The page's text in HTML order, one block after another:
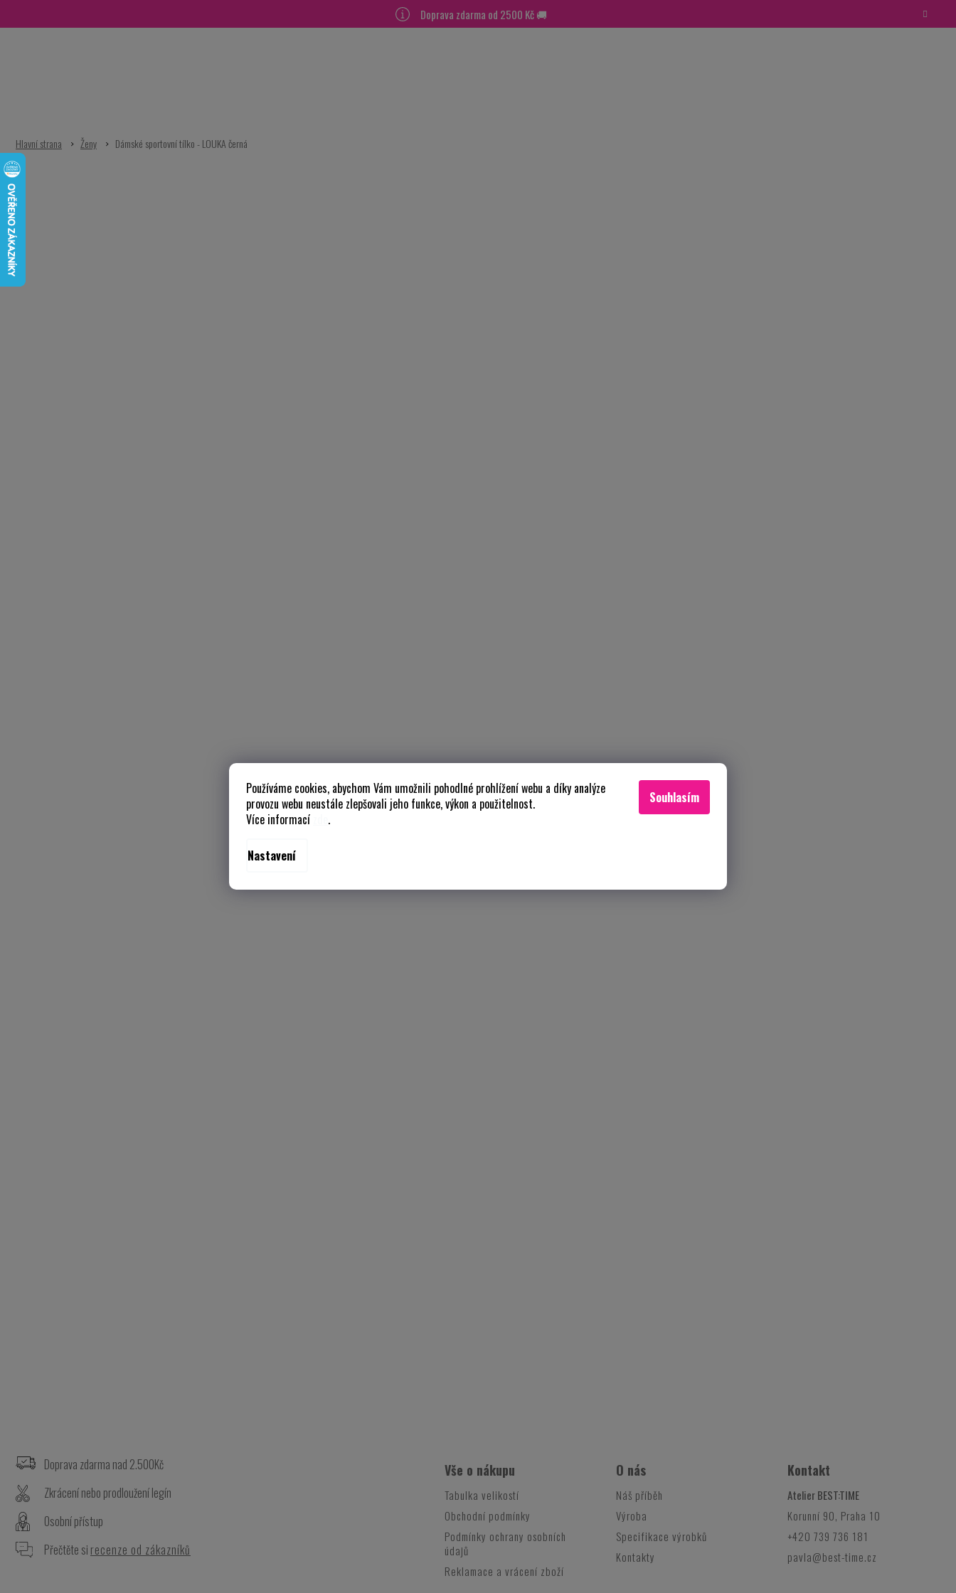
Používáme cookies, abychom Vám umožnili pohodlné prohlížení webu a díky analýze
provozu webu neustále zlepšovali jeho funkce, výkon a použitelnost.
Více informací
.
Nastavení
Souhlasím
Doprava zdarma od 2500 Kč 🚚
Ženy Dámské sportovní tílko - LOUKA černá
Doprava zdarma nad 2.500Kč
Zkrácení nebo prodloužení legín
Osobní přístup
Přečtěte si recenze od zákazníků
Vše o nákupu
Tabulka velikostí
Obchodní podmínky
Podmínky ochrany osobních
údajů
Reklamace a vrácení zboží
O nás
Náš příběh
Výroba
Specifikace výrobků
Kontakty
Kontakt
Atelier BEST:TIME
Korunní 90, Praha 10
+420 739 736 181
pavla@best-time.cz